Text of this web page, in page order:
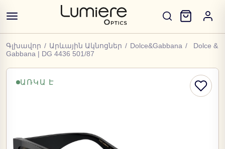
Գլխավոր / Արևային Ակնոցներ / Dolce&Gabbana /
Dolce &
Gabbana | DG 4436 501/87
ԱՌԿԱ Է